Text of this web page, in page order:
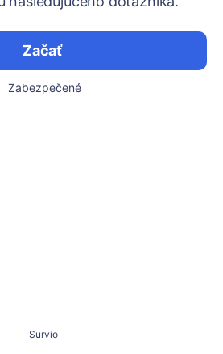
Začať
Zabezpečené
Survio